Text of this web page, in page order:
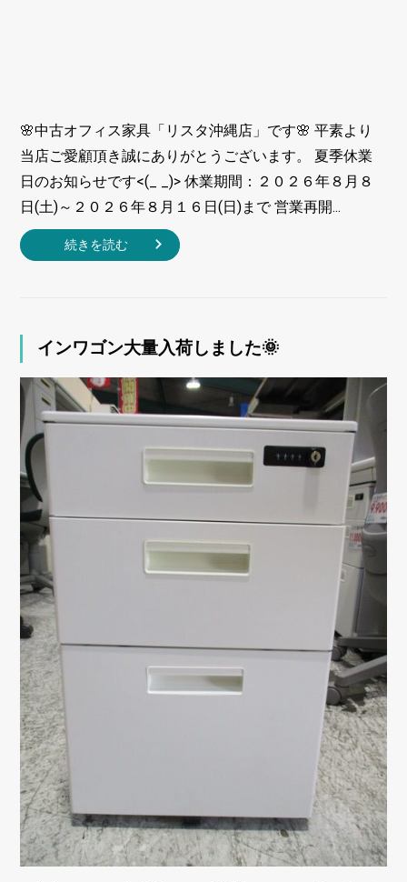
🌸中古オフィス家具「リスタ沖縄店」です🌸 平素より
当店ご愛顧頂き誠にありがとうございます。 夏季休業
日のお知らせです<(_ _)> 休業期間：２０２６年８月８
日(土)～２０２６年８月１６日(日)まで 営業再開...
続きを読む
インワゴン大量入荷しました🌞